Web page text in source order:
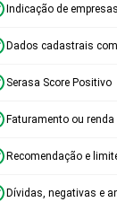
Indicação de
Dados cadastrais
Serasa Score Positivo
Faturamento ou renda
Recomendação e
Dívidas, negativas e